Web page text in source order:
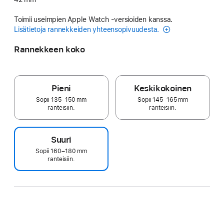
Toimii useimpien Apple Watch ‑versioiden kanssa.
Lisätietoja rannekkeiden yhteensopivuudesta.
Rannekkeen koko
Pieni
Sopii 135–150 mm
ranteisiin.
Keskikokoinen
Sopii 145–165 mm
ranteisiin.
Suuri
Sopii 160–180 mm
ranteisiin.